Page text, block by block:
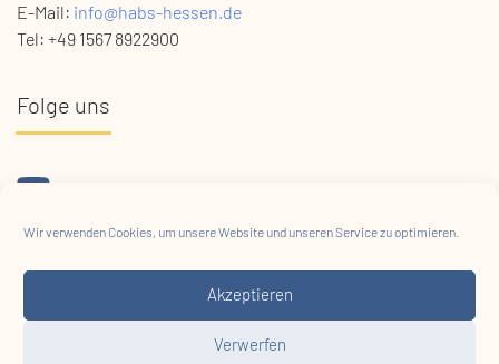
Wir verwenden Cookies, um unsere Website und unseren Service zu optimieren.
Akzeptieren
Verwerfen
E-Mail: info@habs-hessen.de
Tel: +49 1567 8922900
Folge uns
Projektförderung